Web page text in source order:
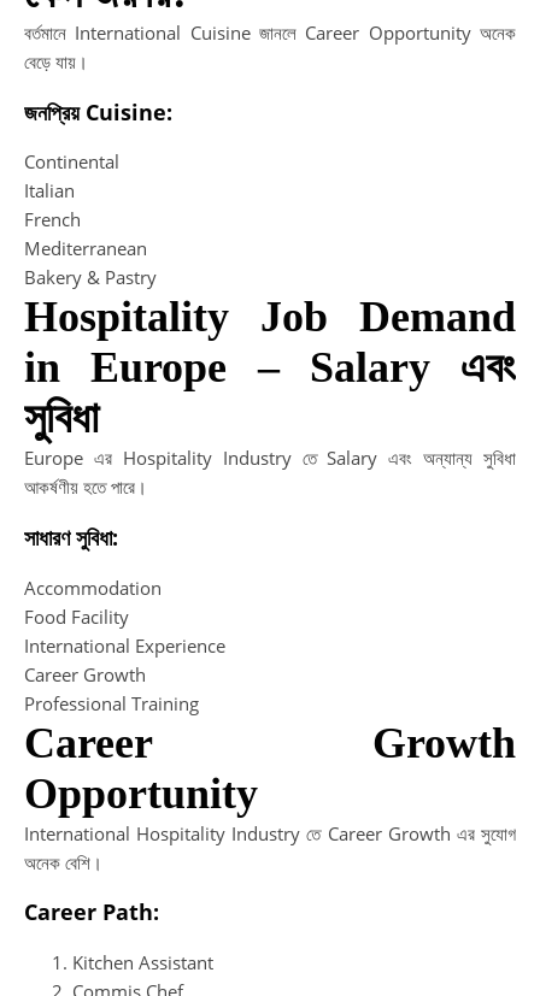
বর্তমানে International Cuisine জানলে Career Opportunity অনেক
বেড়ে যায়।
জনপ্রিয় Cuisine:
Continental
Italian
French
Mediterranean
Bakery & Pastry
Hospitality Job Demand
in Europe – Salary এবং
সুবিধা
Europe এর Hospitality Industry তে Salary এবং অন্যান্য সুবিধা
আকর্ষণীয় হতে পারে।
সাধারণ সুবিধা:
Accommodation
Food Facility
International Experience
Career Growth
Professional Training
Career Growth
Opportunity
International Hospitality Industry তে Career Growth এর সুযোগ
অনেক বেশি।
Career Path:
Kitchen Assistant
Commis Chef